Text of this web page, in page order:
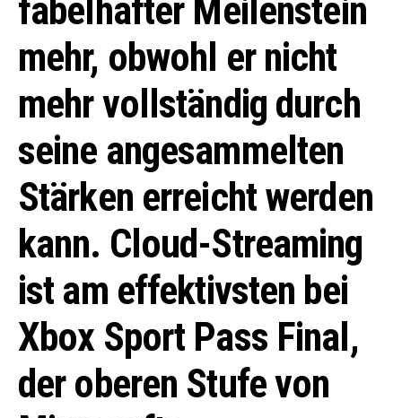
fabelhafter Meilenstein
mehr, obwohl er nicht
mehr vollständig durch
seine angesammelten
Stärken erreicht werden
kann. Cloud-Streaming
ist am effektivsten bei
Xbox Sport Pass Final,
der oberen Stufe von